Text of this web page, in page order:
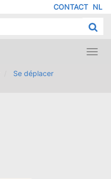
NL
DE
CONTACT
Se déplacer